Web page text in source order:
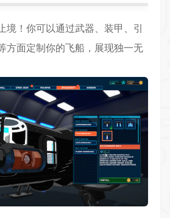
境！你可以通过武器、装甲、引
方面定制你的飞船，展现独一无